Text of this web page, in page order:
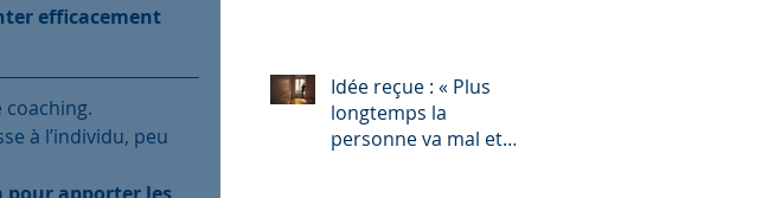
efficacement
coaching.
à l’individu, peu
pour apporter les
Idée reçue : « Plus
longtemps la
personne va mal et